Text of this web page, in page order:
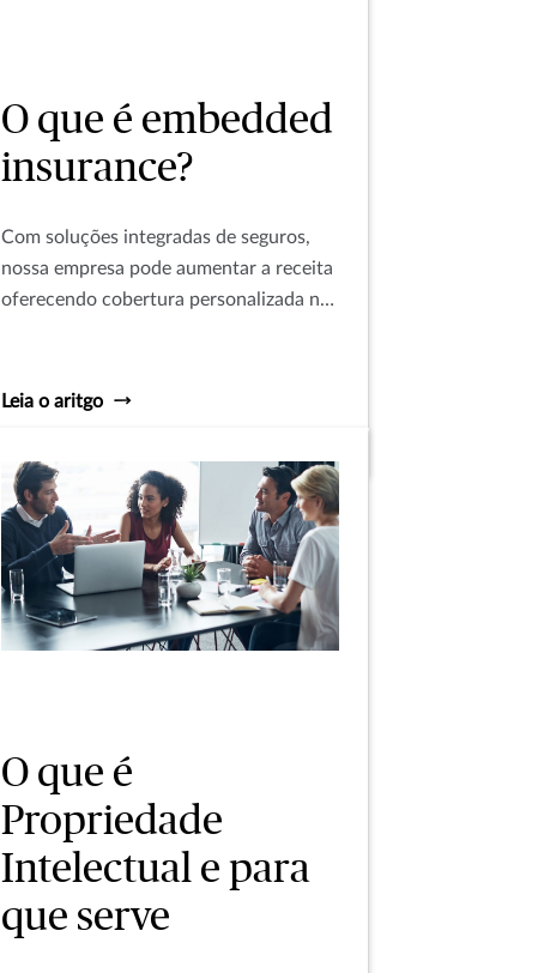
O que é embedded
insurance?
Com soluções integradas de seguros,
nossa empresa pode aumentar a receita
oferecendo cobertura personalizada na
Leia o aritgo
O que é
Propriedade
Intelectual e para
que serve